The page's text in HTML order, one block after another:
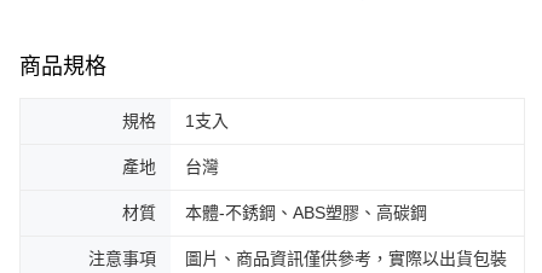
商品規格
規格 1支入
產地 台灣
材質 本體-不銹鋼、ABS塑膠、高碳鋼
注意事項
圖片、商品資訊僅供參考，實際以出貨包裝